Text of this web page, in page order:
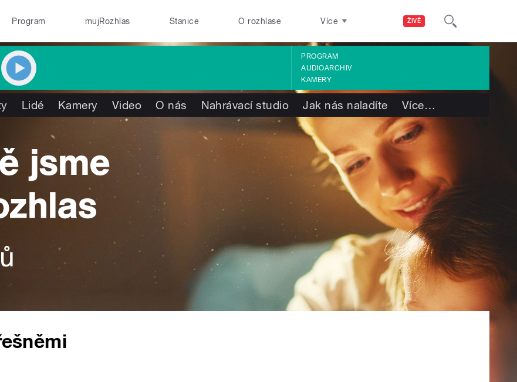
ŽIVĚ
Program mujRozhlas Stanice O rozhlase Více
PROGRAM
AUDIOARCHIV
KAMERY
Lidé Kamery Video O nás Nahrávací studio Jak nás naladíte Více…